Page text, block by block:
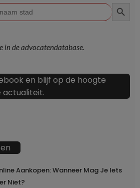
in de advocatendatabase.
en blijf op de hoogte
actualiteit.
Aankopen: Wanneer Mag Je Iets
Niet?